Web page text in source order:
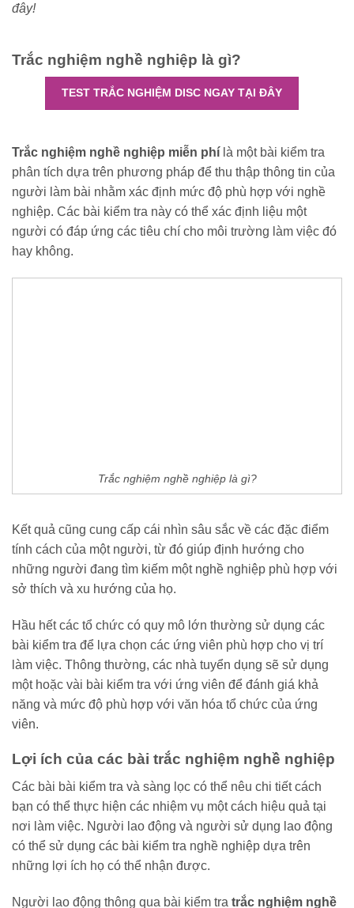
đây!
Trắc nghiệm nghề nghiệp là gì?
TEST TRẮC NGHIỆM DISC NGAY TẠI ĐÂY
Trắc nghiệm nghề nghiệp miễn phí là một bài kiểm tra
phân tích dựa trên phương pháp để thu thập thông tin của
người làm bài nhằm xác định mức độ phù hợp với nghề
nghiệp. Các bài kiểm tra này có thể xác định liệu một
người có đáp ứng các tiêu chí cho môi trường làm việc đó
hay không.
Trắc nghiệm nghề nghiệp là gì?
Kết quả cũng cung cấp cái nhìn sâu sắc về các đặc điểm
tính cách của một người, từ đó giúp định hướng cho
những người đang tìm kiếm một nghề nghiệp phù hợp với
sở thích và xu hướng của họ.
Hầu hết các tổ chức có quy mô lớn thường sử dụng các
bài kiểm tra để lựa chọn các ứng viên phù hợp cho vị trí
làm việc. Thông thường, các nhà tuyển dụng sẽ sử dụng
một hoặc vài bài kiểm tra với ứng viên để đánh giá khả
năng và mức độ phù hợp với văn hóa tổ chức của ứng
viên.
Lợi ích của các bài trắc nghiệm nghề nghiệp
Các bài bài kiểm tra và sàng lọc có thể nêu chi tiết cách
bạn có thể thực hiện các nhiệm vụ một cách hiệu quả tại
nơi làm việc. Người lao động và người sử dụng lao động
có thể sử dụng các bài kiểm tra nghề nghiệp dựa trên
những lợi ích họ có thể nhận được.
Người lao động thông qua bài kiểm tra trắc nghiệm nghề